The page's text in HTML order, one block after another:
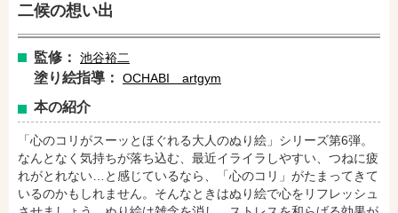
二候の想い出
監修： 池谷裕二
塗り絵指導： OCHABI artgym
本の紹介
「心のコリがスーッとほぐれる大人のぬり絵」シリーズ第6弾。
なんとなく気持ちが落ち込む、最近イライラしやすい、つねに疲
れがとれない…と感じているなら、「心のコリ」がたまってきて
いるのかもしれません。そんなときはぬり絵で心をリフレッシュ
セブンネットショッピングで購入 紀伊國屋書店で購入